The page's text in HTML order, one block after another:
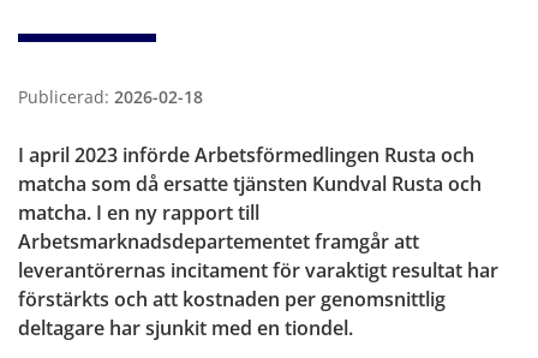
Publicerad: 2026-02-18
I april 2023 införde Arbetsförmedlingen Rusta och
matcha som då ersatte tjänsten Kundval Rusta och
matcha. I en ny rapport till
Arbetsmarknadsdepartementet framgår att
leverantörernas incitament för varaktigt resultat har
förstärkts och att kostnaden per genomsnittlig
deltagare har sjunkit med en tiondel.